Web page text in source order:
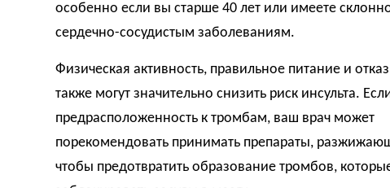
особенно если вы старше 40 лет или имеете
сердечно-сосудистым заболеваниям.
Физическая активность, правильное питание и
также могут значительно снизить риск инсульта.
предрасположенность к тромбам, ваш врач может
порекомендовать принимать препараты,
чтобы предотвратить образование тромбов,